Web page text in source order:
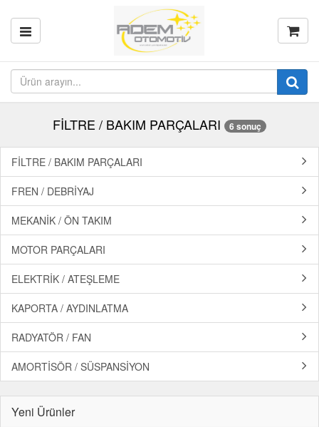
FİLTRE / BAKIM PARÇALARI 6 sonuç
FİLTRE / BAKIM PARÇALARI
FREN / DEBRİYAJ
MEKANİK / ÖN TAKIM
MOTOR PARÇALARI
ELEKTRİK / ATEŞLEME
KAPORTA / AYDINLATMA
RADYATÖR / FAN
AMORTİSÖR / SÜSPANSİYON
Yeni Ürünler